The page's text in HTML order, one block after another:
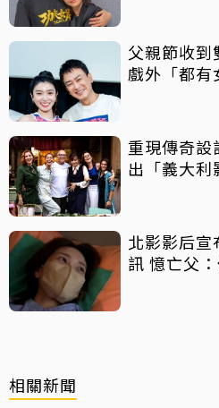
父親節收到
戲外「都有
重現傳奇設
出「義大利
北影影后宣
訊 憶亡父
相關新聞